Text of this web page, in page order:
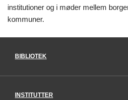
institutioner og i møder mellem
kommuner.
BIBLIOTEK
INSTITUTTER